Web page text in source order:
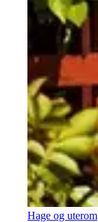
Hage og uterom